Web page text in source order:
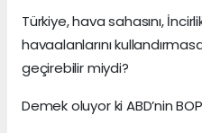
Türkiye, hava sahasını,
havaalanlarını
geçirebilir miydi?
Demek oluyor ki ABD’nin